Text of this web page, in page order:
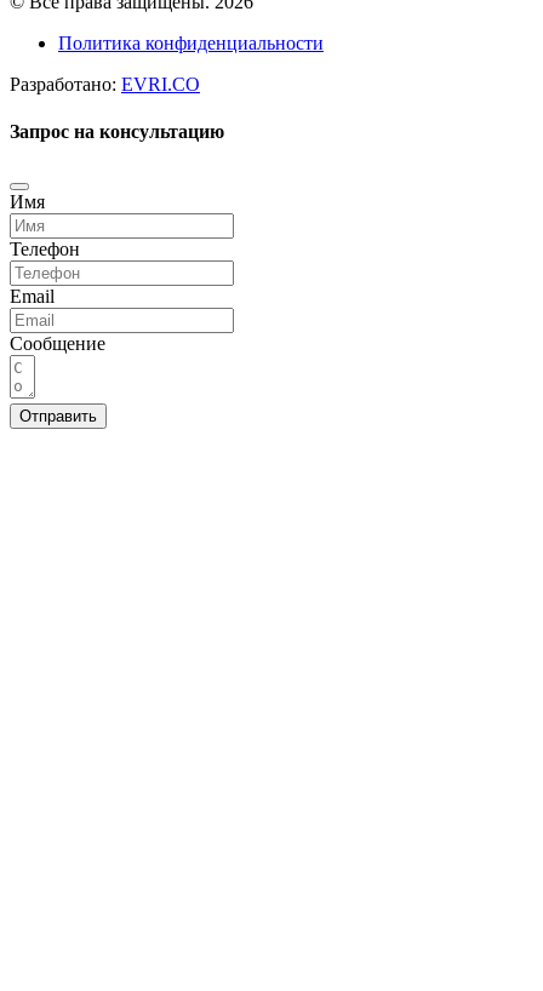
Политика конфиденциальности
Разработано: EVRI.CO
Запрос на консультацию
Имя
Телефон
Email
Сообщение
Отправить